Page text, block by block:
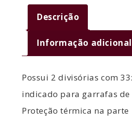
Descrição
Informação adicional
Possui 2 divisórias com
indicado para garrafas de
Proteção térmica na